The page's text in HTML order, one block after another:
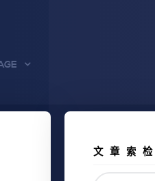
文章索检